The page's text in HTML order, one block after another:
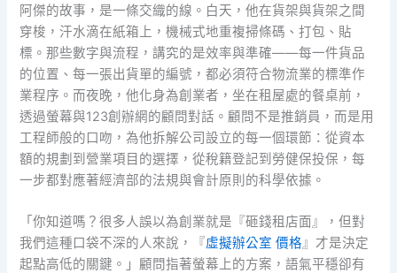
阿傑的故事，是一條交織的線。白天，他在貨架與貨架之間
穿梭，汗水滴在紙箱上，機械式地重複掃條碼、打包、貼
標。那些數字與流程，講究的是效率與準確——每一件貨品
的位置、每一張出貨單的編號，都必須符合物流業的標準作
業程序。而夜晚，他化身為創業者，坐在租屋處的餐桌前，
透過螢幕與123創辦網的顧問對話。顧問不是推銷員，而是用
工程師般的口吻，為他拆解公司設立的每一個環節：從資本
額的規劃到營業項目的選擇，從稅籍登記到勞健保投保，每
一步都對應著經濟部的法規與會計原則的科學依據。
「你知道嗎？很多人誤以為創業就是『砸錢租店面』，但對
我們這種口袋不深的人來說，『虛擬辦公室 價格』才是決定
起點高低的關鍵。」顧問指著螢幕上的方案，語氣平穩卻有